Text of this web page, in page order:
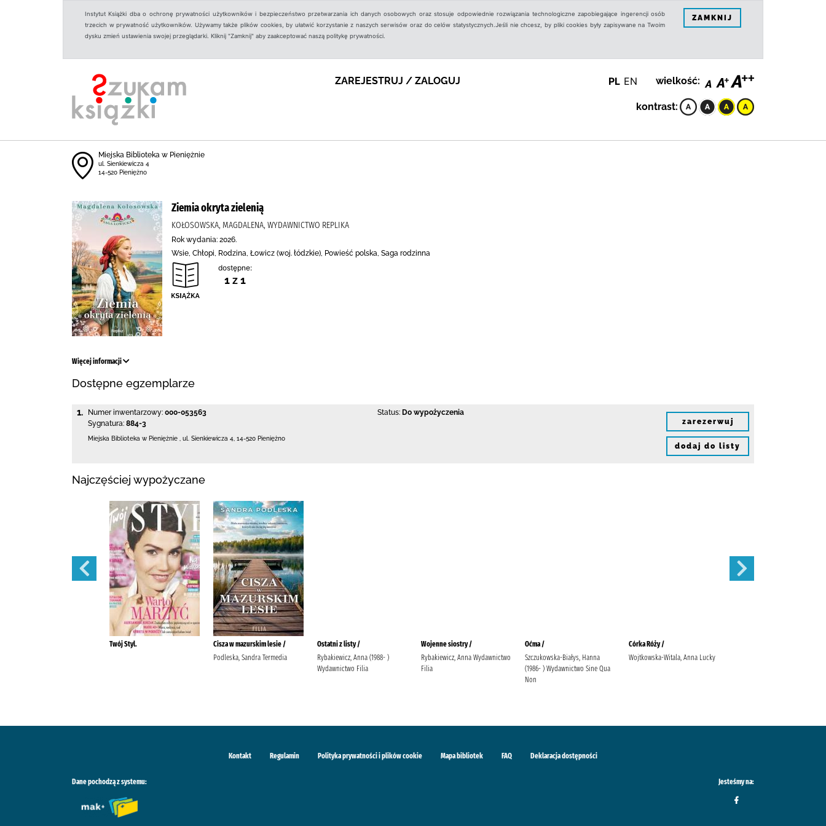
Instytut Książki dba o ochronę prywatności użytkowników i bezpieczeństwo przetwarzania ich danych osobowych oraz stosuje odpowiednie rozwiązania technologiczne zapobiegające ingerencji osób
trzecich w prywatność użytkowników. Używamy także plików cookies, by ułatwić korzystanie z naszych serwisów oraz do celów statystycznych.Jeśli nie chcesz, by pliki cookies były zapisywane na Twoim
dysku zmień ustawienia swojej przeglądarki. Kliknij "Zamknij" aby zaakceptować naszą politykę prywatności.
ZAMKNIJ
ZAREJESTRUJ / ZALOGUJ PL EN wielkość:
kontrast:
Miejska Biblioteka w Pieniężnie
ul. Sienkiewicza 4
14-520 Pieniężno
Ziemia okryta zielenią
KOŁOSOWSKA, MAGDALENA, WYDAWNICTWO REPLIKA
Rok wydania: 2026.
Wsie, Chłopi, Rodzina, Łowicz (woj. łódzkie), Powieść polska, Saga rodzinna
dostępne:
1 z 1
Więcej informacji
Dostępne egzemplarze
1. Numer inwentarzowy: 000-053563
Sygnatura: 884-3
Status: Do wypożyczenia
Miejska Biblioteka w Pieniężnie ul. Sienkiewicza 4 14-520 Pieniężno
zarezerwuj
dodaj do listy
Najczęściej wypożyczane
Twój Styl.
Cisza w mazurskim lesie /
Podleska, Sandra Termedia
Ostatni z listy /
Rybakiewicz, Anna (1988- )
Wydawnictwo Filia
Wojenne siostry /
Rybakiewicz, Anna Wydawnictwo
Filia
Oćma /
Szczukowska-Białys, Hanna
(1986- ) Wydawnictwo Sine Qua
Non
Córka Róży /
Wojtkowska-Witala, Anna Lucky
Kontakt Regulamin Polityka prywatności i plików cookie Mapa bibliotek FAQ Deklaracja dostępności
Dane pochodzą z systemu: Jesteśmy na: